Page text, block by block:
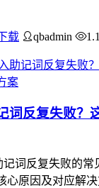
载 qbadmin
词反复失败？
词反复失败的常
心原因及对应解